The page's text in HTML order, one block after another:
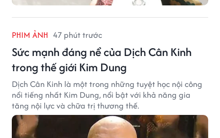
PHIM ẢNH 47 phút trước
Sức mạnh đáng nể của Dịch Cân Kinh
trong thế giới Kim Dung
Dịch Cân Kinh là một trong những tuyệt học nội công
nổi tiếng nhất Kim Dung, nổi bật với khả năng gia
tăng nội lực và chữa trị thương thế.